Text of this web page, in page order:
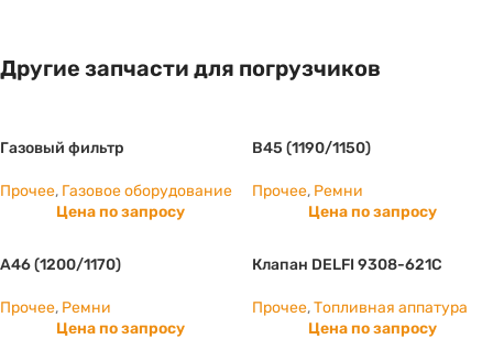
Другие запчасти для погрузчиков
Газовый фильтр
Прочее, Газовое оборудование
Цена по запросу
B45 (1190/1150)
Прочее, Ремни
Цена по запросу
А46 (1200/1170)
Прочее, Ремни
Цена по запросу
Клапан DELFI 9308-621C
Прочее,Топливная аппатура
Цена по запросу